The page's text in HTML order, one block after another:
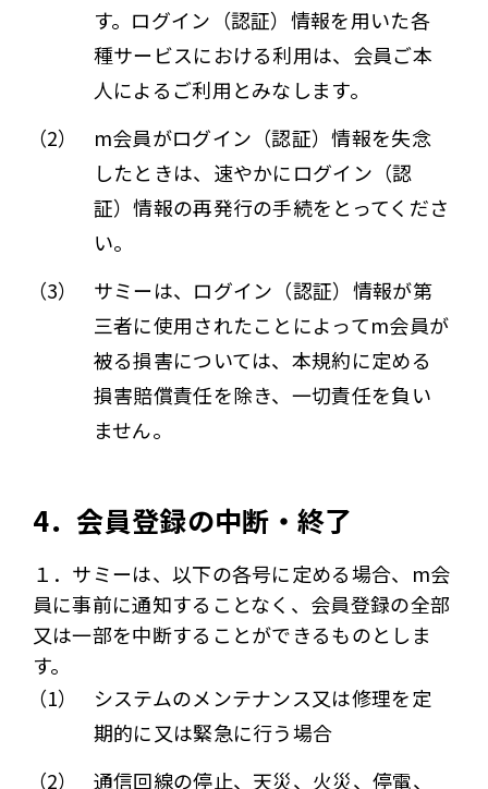
す。ログイン（認証）情報を用いた各
種サービスにおける利用は、会員ご本
人によるご利用とみなします。
（2）
m会員がログイン（認証）情報を失念
したときは、速やかにログイン（認
証）情報の再発行の手続をとってくださ
い。
（3）
サミーは、ログイン（認証）情報が第
三者に使用されたことによってm会員が
被る損害については、本規約に定める
損害賠償責任を除き、一切責任を負い
ません。
4．会員登録の中断・終了
１．サミーは、以下の各号に定める場合、m会
員に事前に通知することなく、会員登録の全部
又は一部を中断することができるものとしま
す。
（1）
システムのメンテナンス又は修理を定
期的に又は緊急に行う場合
（2）
通信回線の停止、天災、火災、停電、